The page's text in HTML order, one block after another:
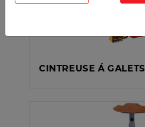
CINTREUSE Á GALETS